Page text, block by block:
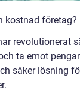
kostnad företag?
revolutionerat
ta emot
säker lösning